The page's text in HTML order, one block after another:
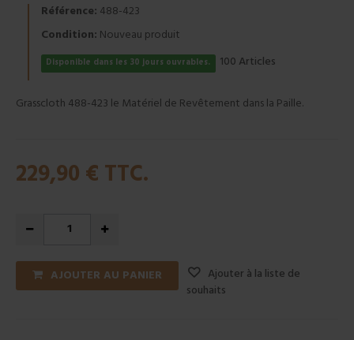
Référence: 488-423
Condition: Nouveau produit
Disponible dans les 30 jours ouvrables. 100 Articles
Grasscloth 488-423 le Matériel de Revêtement dans la Paille.
229,90 € TTC.
AJOUTER AU PANIER
Ajouter à la liste de
souhaits